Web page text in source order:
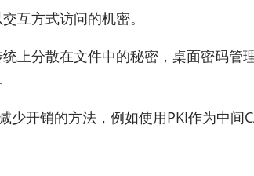
互方式访问的机密。
上分散在文件中的秘密，桌面密码
开销的方法，例如使用PKI作为中间